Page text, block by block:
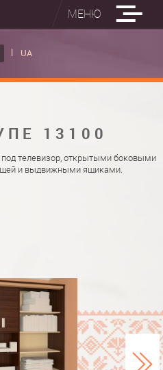
МЕНЮ
UA
13100
телевизор, открытыми боковыми
и выдвижными ящиками.
ДОСКИ
ДОСКА "РУСАЛКА"